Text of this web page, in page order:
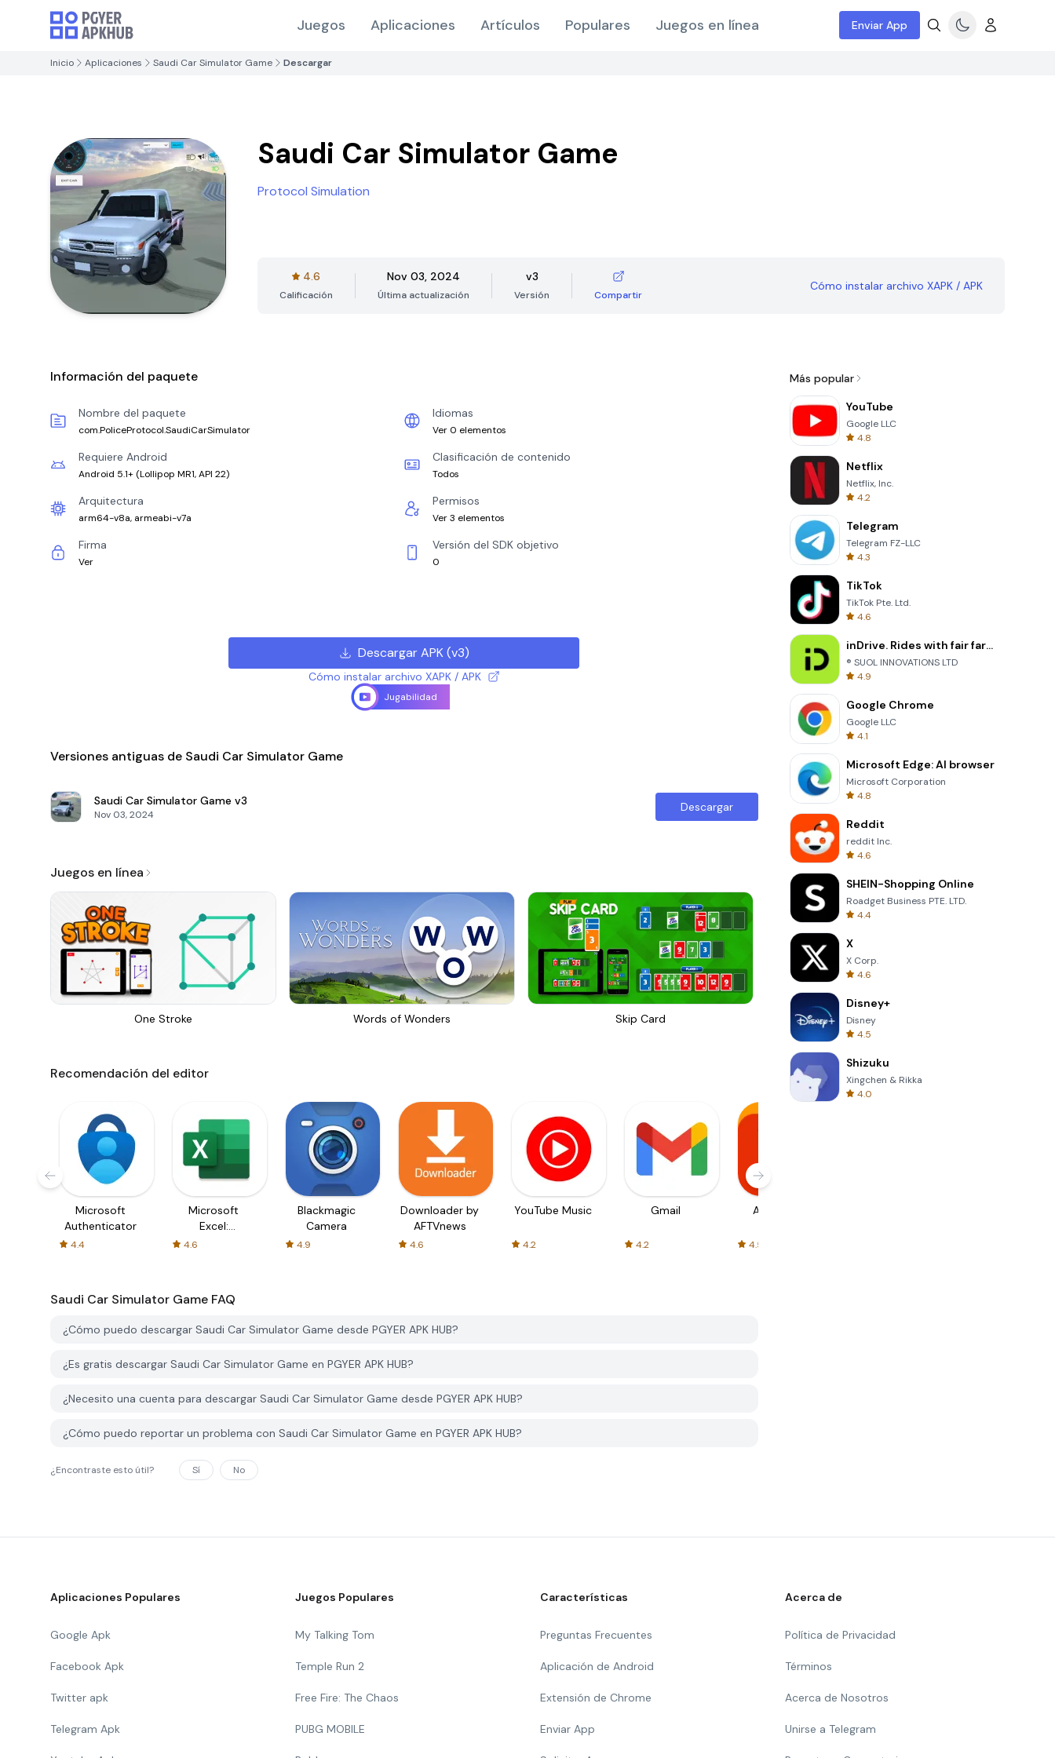
Juegos Aplicaciones Artículos Populares Juegos en línea Enviar App
Inicio Aplicaciones Saudi Car Simulator Game Descargar
Saudi Car Simulator Game
Protocol Simulation
4.6
Calificación
Nov 03, 2024
Última actualización
v3
Versión Compartir
Cómo instalar archivo XAPK / APK
Información del paquete
Nombre del paquete
com.PoliceProtocol.SaudiCarSimulator
Idiomas
Ver 0 elementos
Requiere Android
Android 5.1+ (Lollipop MR1, API 22)
Clasificación de contenido
Todos
Arquitectura
arm64-v8a, armeabi-v7a
Permisos
Ver 3 elementos
Firma
Ver
Versión del SDK objetivo
0
Descargar APK(v3)
Cómo instalar archivo XAPK / APK
Jugabilidad
Versiones antiguas de Saudi Car Simulator Game
Saudi Car Simulator Game v3
Nov 03, 2024
Descargar
Juegos en línea
One Stroke Words of Wonders Skip Card 8 Ball Billiards Classic
Recomendación del editor
Microsoft
Authenticator
4.4
Microsoft
Excel:
Spreadsheets
4.6
Blackmagic
Camera
4.9
Downloader by
AFTVnews
4.6
YouTube Music
4.2
Gmail
4.2
AliExpress
4.5
Saudi Car Simulator Game FAQ
¿Cómo puedo descargar Saudi Car Simulator Game desde PGYER APK HUB?
¿Es gratis descargar Saudi Car Simulator Game en PGYER APK HUB?
¿Necesito una cuenta para descargar Saudi Car Simulator Game desde PGYER APK HUB?
¿Cómo puedo reportar un problema con Saudi Car Simulator Game en PGYER APK HUB?
¿Encontraste esto útil? Sí No
Más popular
YouTube
Google LLC
4.8
Netflix
Netflix, Inc.
4.2
Telegram
Telegram FZ-LLC
4.3
TikTok
TikTok Pte. Ltd.
4.6
inDrive. Rides with fair fares
® SUOL INNOVATIONS LTD
4.9
Google Chrome
Google LLC
4.1
Microsoft Edge: AI browser
Microsoft Corporation
4.8
Reddit
reddit Inc.
4.6
SHEIN-Shopping Online
Roadget Business PTE. LTD.
4.4
X
X Corp.
4.6
Disney+
Disney
4.5
Shizuku
Xingchen & Rikka
4.0
Aplicaciones Populares
Google Apk
Facebook Apk
Twitter apk
Telegram Apk
Juegos Populares
My Talking Tom
Temple Run 2
Free Fire: The Chaos
PUBG MOBILE
Características
Preguntas Frecuentes
Aplicación de Android
Extensión de Chrome
Enviar App
Acerca de
Política de Privacidad
Términos
Acerca de Nosotros
Unirse a Telegram